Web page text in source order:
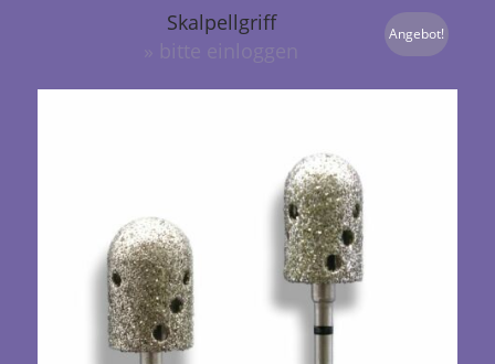
Skalpellgriff
» bitte einloggen
Angebot!